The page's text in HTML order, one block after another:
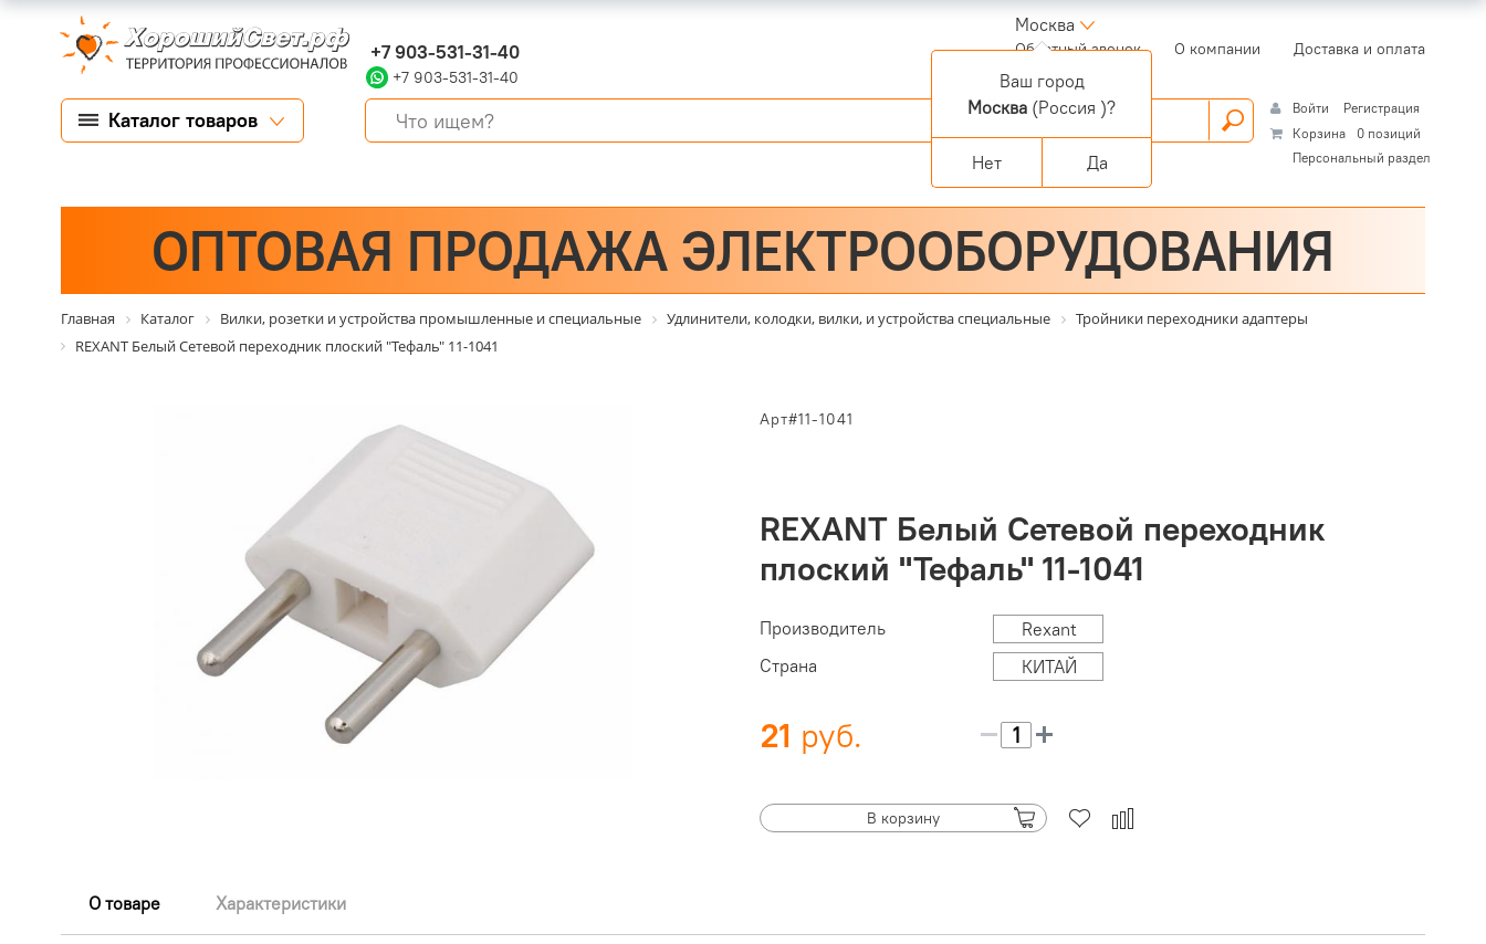
+7 903-531-31-40
+7 903-531-31-40
Москва
Обратный звонок(current)О компании Доставка и оплата
Каталог товаров Войти
Регистрация
Корзина
0 позиций
Персональный раздел
ОПТОВАЯ ПРОДАЖА ЭЛЕКТРООБОРУДОВАНИЯ
Главная Каталог Вилки, розетки и устройства промышленные и специальные Удлинители, колодки, вилки, и устройства специальные
Тройники переходники адаптеры
REXANT Белый Сетевой переходник плоский "Тефаль" 11-1041
Арт#11-1041
REXANT Белый Сетевой переходник
плоский "Тефаль" 11-1041
Производитель
Rexant
Страна
КИТАЙ
21
В корзину
О товаре Характеристики
Ваш город
Москва (Россия )?
Нет Да